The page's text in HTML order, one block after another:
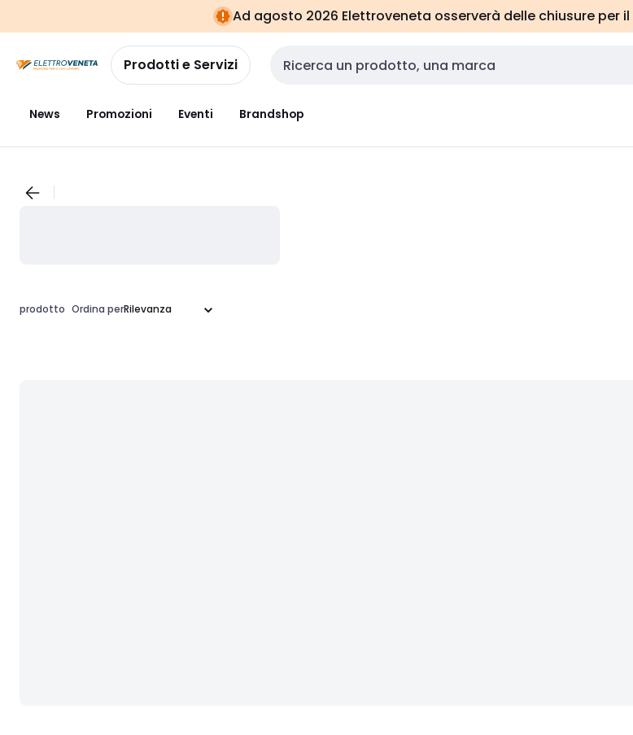
navigazionealla
pagina
Ad agosto 2026 Elettroveneta osserverà delle chiusure per
Prodotti e Servizi Cerca input
News Promozioni Eventi Brandshop
prodotto Ordina per